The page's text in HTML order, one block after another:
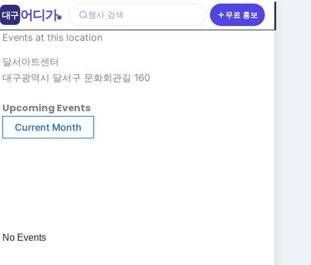
Events at this location
달서아트센터
대구광역시 달서구 문화회관길 160
Upcoming Events
Current Month
No Events
대구 어디가 행사 검색 무료 홍보